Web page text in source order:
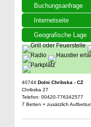
Buchungsanfrage
Internetseite
Geografische Lage
40744 Dolni Chribska - CZ
Chribska 27
Telefon: 00420-776342577
7 Betten + zusätzlich